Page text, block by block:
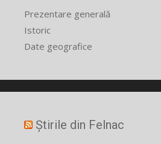
Prezentare generală
Istoric
Date geografice
Știrile din Felnac